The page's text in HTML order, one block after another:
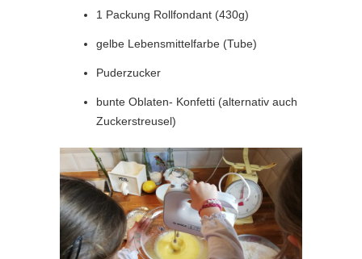
1 Packung Rollfondant (430g)
gelbe Lebensmittelfarbe (Tube)
Puderzucker
bunte Oblaten- Konfetti (alternativ auch
Zuckerstreusel)